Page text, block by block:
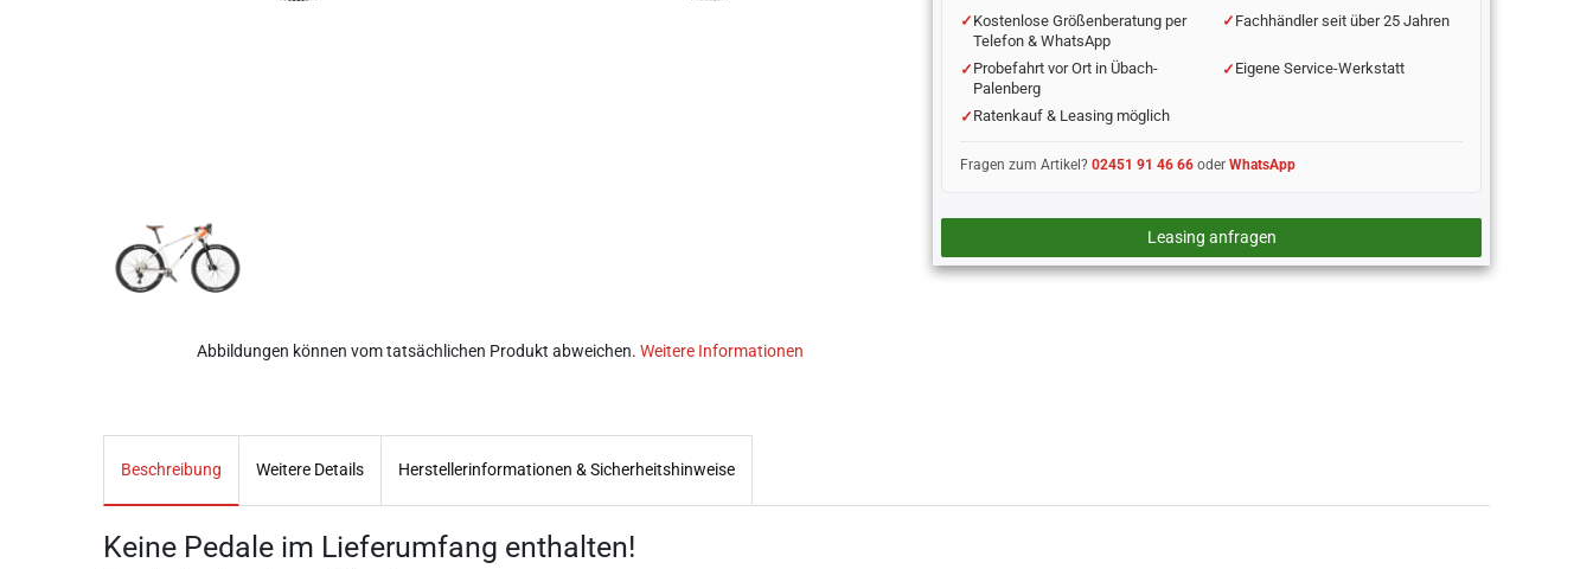
Abbildungen können vom tatsächlichen Produkt abweichen. Weitere Informationen
Kostenlose Größenberatung per
Telefon & WhatsApp
Fachhändler seit über 25 Jahren
Probefahrt vor Ort in Übach-
Palenberg
Eigene Service-Werkstatt
Ratenkauf & Leasing möglich
Fragen zum Artikel?02451 91 46 66 oderWhatsApp
Leasing anfragen
Beschreibung Weitere Details Herstellerinformationen & Sicherheitshinweise
Keine Pedale im Lieferumfang enthalten!